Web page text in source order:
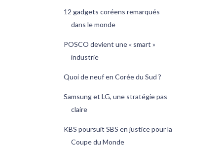
12 gadgets coréens remarqués
dans le monde
POSCO devient une « smart »
industrie
Quoi de neuf en Corée du Sud ?
Samsung et LG, une stratégie pas
claire
KBS poursuit SBS en justice pour la
Coupe du Monde